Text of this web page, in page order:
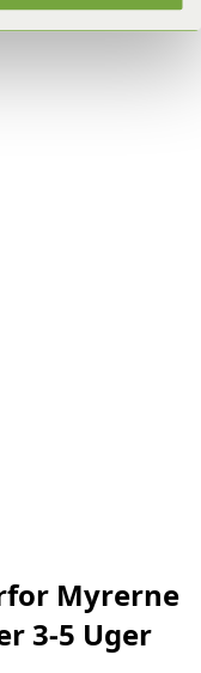
Myrerne
3-5 Uger